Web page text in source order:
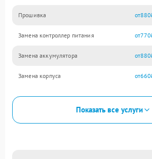
Прошивка 880
Замена контроллер питания 770
Замена аккумулятора 880
Замена корпуса 660
Показать все услуги